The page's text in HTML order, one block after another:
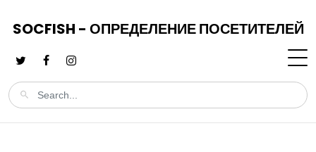
SOCFISH - ОПРЕДЕЛЕНИЕ ПОСЕТИТЕЛЕЙ